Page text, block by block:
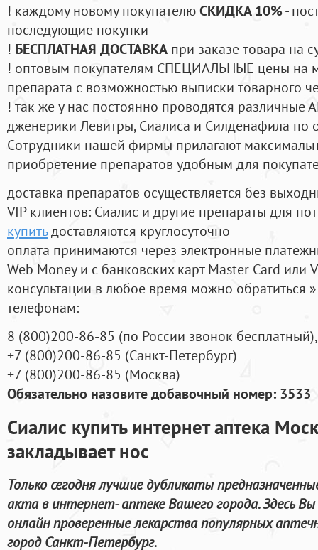
! каждому новому покупателюСКИДКА 10%-
последующие покупки
! БЕСПЛАТНАЯ ДОСТАВКА при заказе товара на
! оптовым покупателям СПЕЦИАЛЬНЫЕ цены на
препарата с возможностью выписки товарного
! так же у нас постоянно проводятся
дженерики Левитры, Сиалиса и Силденафила по
Cотрудники нашей фирмы прилагают
приобретение препаратов удобным для
доставка препаратов осуществляется без
VIP клиентов: Сиалис и другие препараты для
купитьдоставляются круглосуточно
оплата принимаются через электронные
Web Money и с банковских карт Master Card или
консультации в любое время можно обратиться
телефонам:
8 (800)200-86-85 (по России звонок бесплатный),
+7 (800)200-86-85 (Санкт-Петербург)
+7 (800)200-86-85 (Москва)
Обязательно назовите добавочный номер: 3533
Сиалис купить интернет аптека
закладывает нос
Только сегодня лучшие дубликаты
акта в интернет- аптеке Вашего города. Здесь
онлайн проверенные лекарства популярных
город Санкт-Петербург.